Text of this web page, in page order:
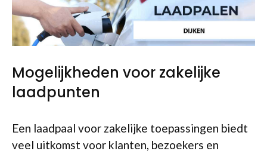
Mogelijkheden voor zakelijke
laadpunten
Een laadpaal voor zakelijke toepassingen biedt
veel uitkomst voor klanten, bezoekers en